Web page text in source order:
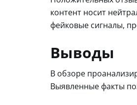
контент носит
фейковые сигналы,
Выводы
В обзоре
Выявленные факты